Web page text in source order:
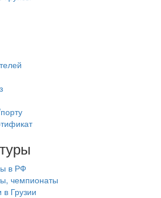
в РФ
чемпионаты
в Грузии